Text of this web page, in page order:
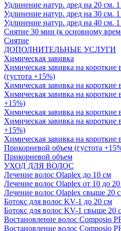
Удлинение натур. дред на 20 см.
Удлинение натур. дред на 30 см.
Удлинение натур. дред на 40 см.
Снятие 30 мин (к основному
Снятие
ДОПОЛНИТЕЛЬНЫЕ УСЛУГИ
Химическая завивка
Химическая завивка на
(густота +15%)
Химическая завивка на
Химическая завивка на короткие
+15%)
Химическая завивка на короткие
Химическая завивка на короткие
+15%)
Химическая завивка на короткие
Прикорневой объем (густота
Прикорневой объем
УХОД ДЛЯ ВОЛОС
Лечение волос Olapleх до 10 см
Лечение волос Olapleх от 10 до
Лечение волос Olapleх свыше 20
Ботокс для волос KV-1 до 20 см
Ботокс для волос KV-1 свыше 20
Востановление волос Composio
Востановление волос Composio